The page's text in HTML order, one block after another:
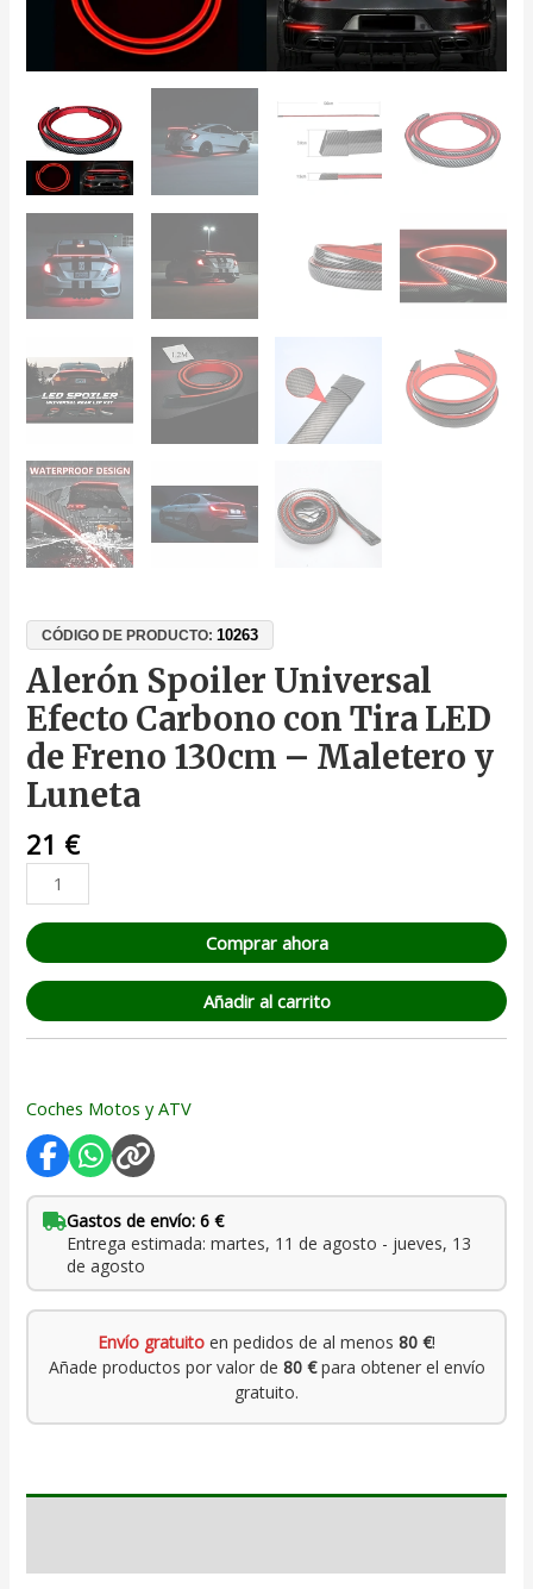
CÓDIGO DE PRODUCTO:10263
Alerón Spoiler Universal
Efecto Carbono con Tira LED
de Freno 130cm – Maletero y
Luneta
21 €
cantidad
Comprar ahora
Añadir al carrito
Coches Motos y ATV
Gastos de envío: 6 €
Entrega estimada: martes, 11 de agosto - jueves, 13
de agosto
Envío gratuito en pedidos de al menos 80 €!
Añade productos por valor de 80 €para obtener el envío
gratuito.